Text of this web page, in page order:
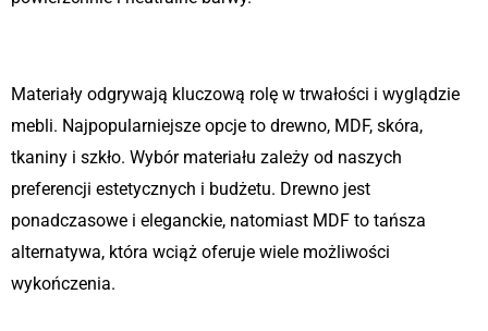
Materiały odgrywają kluczową rolę w trwałości i wyglądzie
mebli. Najpopularniejsze opcje to drewno, MDF, skóra,
tkaniny i szkło. Wybór materiału zależy od naszych
preferencji estetycznych i budżetu. Drewno jest
ponadczasowe i eleganckie, natomiast MDF to tańsza
alternatywa, która wciąż oferuje wiele możliwości
wykończenia.